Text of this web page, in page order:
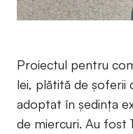
Proiectul pentru
lei, plătită de șoferii
adoptat în ședința
de miercuri. Au fost